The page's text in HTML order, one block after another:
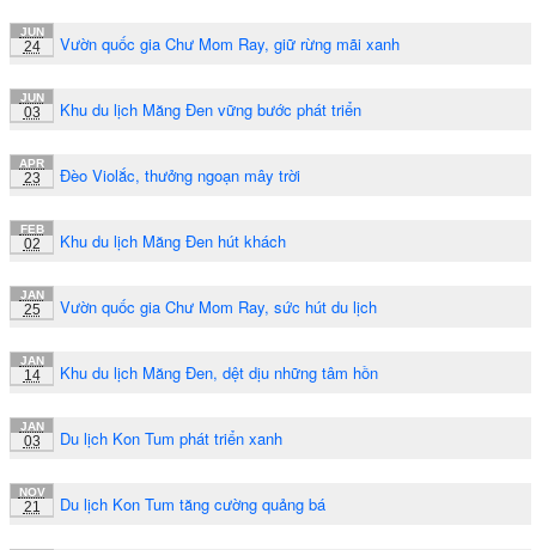
JUN
24 Vườn quốc gia Chư Mom Ray, giữ rừng mãi xanh
JUN
03 Khu du lịch Măng Đen vững bước phát triển
APR
23 Đèo Violắc, thưởng ngoạn mây trời
FEB
02 Khu du lịch Măng Đen hút khách
JAN
25 Vườn quốc gia Chư Mom Ray, sức hút du lịch
JAN
14 Khu du lịch Măng Đen, dệt dịu những tâm hồn
JAN
03 Du lịch Kon Tum phát triển xanh
NOV
21 Du lịch Kon Tum tăng cường quảng bá